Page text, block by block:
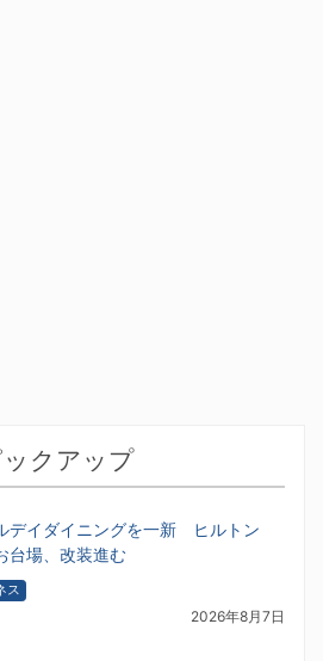
ックアップ
デイダイニングを一新 ヒルトン
台場、改装進む
ス
2026年8月7日